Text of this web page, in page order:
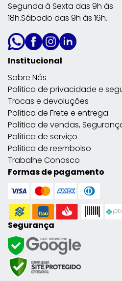
Segunda à Sexta das 9h às
18h.Sábado das 9h às 16h.
Institucional
Sobre Nós
Política de privacidade e
Trocas e devoluções
Política de Frete e entrega
Política de vendas,
Política de serviço
Política de reembolso
Trabalhe Conosco
Formas de pagamento
Segurança